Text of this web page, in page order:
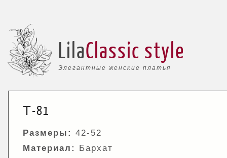
Элегантные женские платья
LilaClassic style
Т-81
Размеры: 42-52
Материал:
Бархат